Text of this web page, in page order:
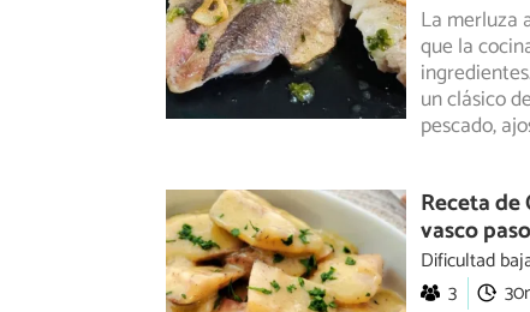
La merluza
que la
un clásico
pescado,
Receta
vasco
Dificultad
3